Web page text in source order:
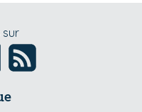
sur